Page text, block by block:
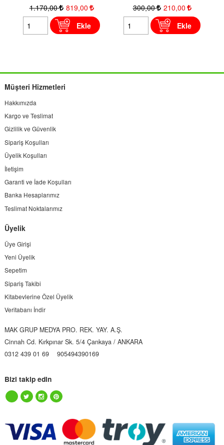
1.170,00 819,00
Ekle
300,00 210,00
Ekle
Müşteri Hizmetleri
Hakkımızda
Kargo ve Teslimat
Gizlilik ve Güvenlik
Sipariş Koşulları
Üyelik Koşulları
İletişim
Garanti ve İade Koşulları
Banka Hesaplarımız
Teslimat Noktalarımız
Üyelik
Üye Girişi
Yeni Üyelik
Sepetim
Sipariş Takibi
Kitabevlerine Özel Üyelik
Veritabanı İndir
MAK GRUP MEDYA PRO. REK. YAY. A.Ş.
Cinnah Cd. Kırkpınar Sk. 5/4 Çankaya / ANKARA
0312 439 01 69
905494390169
Bizi takip edin